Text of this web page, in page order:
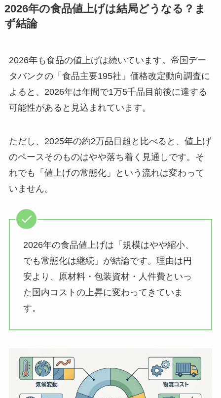
2026年の食品値上げは結局どうなる？ま
ず結論
2026年も食品の値上げは続いています。帝国デー
タバンクの「食品主要195社」価格改定動向調査に
よると、2026年は年間で1万5千品目前後に達する
可能性があると見込まれています。
ただし、2025年の約2万品目超と比べると、値上げ
のペースそのものはやや落ち着く見通しです。そ
れでも「値上げの常態化」という流れは変わって
いません。
2026年の食品値上げは「規模はやや縮小、
でも常態化は継続」が結論です。理由は円
安より、原材料・包装資材・人件費といっ
た国内コストの上昇に変わってきていま
す。